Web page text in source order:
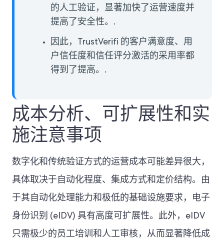
的人工验证，显著加快了运营速度并
提高了安全性。.
因此，TrustVerifi 的客户满意度、用
户信任度和信任评分激活的采用率都
得到了提高。.
成本分析、可扩展性和实
施注意事项
数字化和传统验证方式的运营成本可能差异很大，
具体取决于自动化程度、集成方式和定价结构。由
于其自动化处理能力和极低的基础设施要求，电子
身份识别 (eIDV) 具有高度可扩展性。此外，eIDV
只需极少的员工培训和人工审核，从而显著降低成